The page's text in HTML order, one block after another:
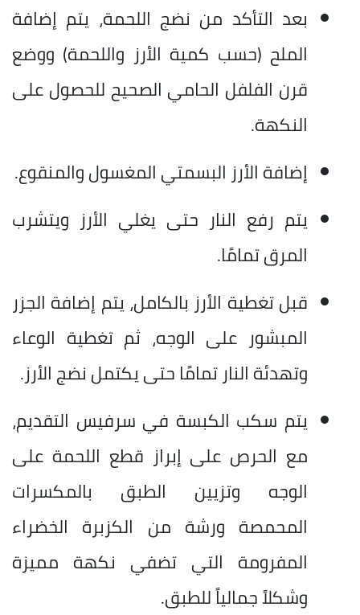
بعد التأكد من نضج اللحمة، يتم إضافة
الملح (حسب كمية الأرز واللحمة) ووضع
قرن الفلفل الحامي الصحيح للحصول على
النكهة.
إضافة الأرز البسمتي المغسول والمنقوع.
يتم رفع النار حتى يغلي الأرز ويتشرب
المرق تمامًا.
قبل تغطية الأرز بالكامل، يتم إضافة الجزر
المبشور على الوجه، ثم تغطية الوعاء
وتهدئة النار تمامًا حتى يكتمل نضج الأرز.
يتم سكب الكبسة في سرفيس التقديم،
مع الحرص على إبراز قطع اللحمة على
الوجه وتزيين الطبق بالمكسرات
المحمصة ورشة من الكزبرة الخضراء
المفرومة التي تضفي نكهة مميزة
وشكلاً جمالياً للطبق.